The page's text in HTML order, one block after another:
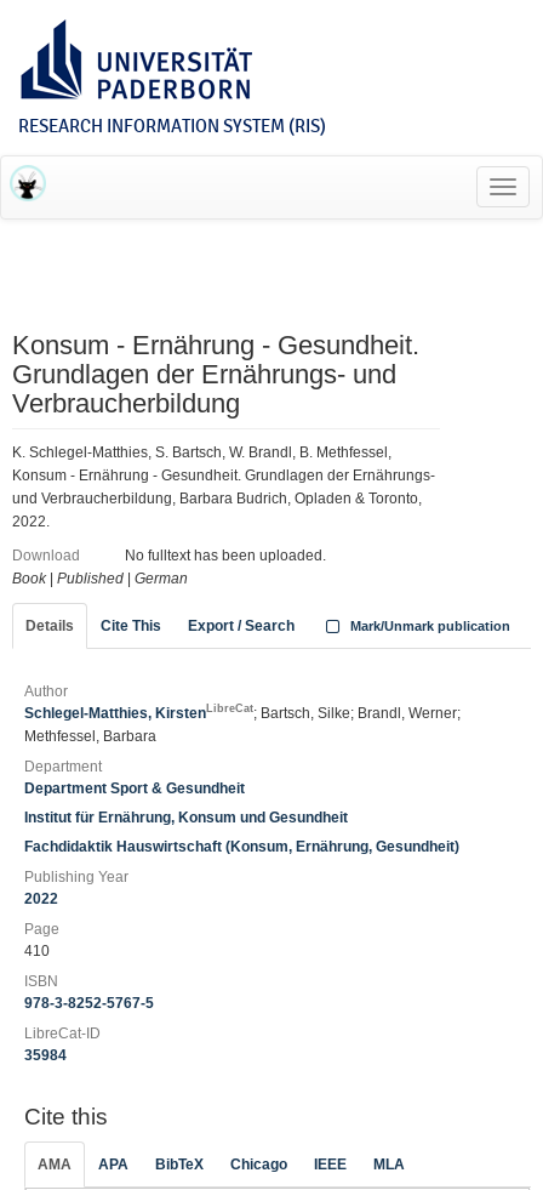
RESEARCH INFORMATION SYSTEM (RIS)
Konsum - Ernährung - Gesundheit.
Grundlagen der Ernährungs- und
Verbraucherbildung
K. Schlegel-Matthies, S. Bartsch, W. Brandl, B. Methfessel,
Konsum - Ernährung - Gesundheit. Grundlagen der Ernährungs-
und Verbraucherbildung, Barbara Budrich, Opladen & Toronto,
2022.
Download
No fulltext has been uploaded.
Book| Published German
Details Cite This Export / Search Mark/Unmark publication
Author
Schlegel-Matthies, Kirsten LibreCat; Bartsch, Silke; Brandl, Werner;
Methfessel, Barbara
Department
Department Sport & Gesundheit
Institut für Ernährung, Konsum und Gesundheit
Fachdidaktik Hauswirtschaft (Konsum, Ernährung, Gesundheit)
Publishing Year
2022
Page
410
ISBN
978-3-8252-5767-5
LibreCat-ID
35984
Cite this
AMA APA BibTeX Chicago IEEE MLA